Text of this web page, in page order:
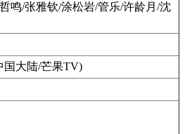
鸣/张雅钦/涂松岩/管乐/许龄月/沈
国大陆/芒果TV)